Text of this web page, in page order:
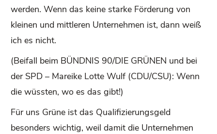
werden. Wenn das keine starke Förderung von
kleinen und mittleren Unternehmen ist, dann weiß
ich es nicht.
(Beifall beim BÜNDNIS 90/DIE GRÜNEN und bei
der SPD – Mareike Lotte Wulf (CDU/CSU): Wenn
die wüssten, wo es das gibt!)
Für uns Grüne ist das Qualifizierungsgeld
besonders wichtig, weil damit die Unternehmen